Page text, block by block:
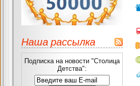
Наша рассылка
Подписка на новости "Столица
Детства":